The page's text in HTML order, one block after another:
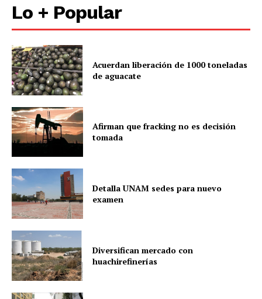
Lo + Popular
Acuerdan liberación de 1000 toneladas
de aguacate
Afirman que fracking no es decisión
tomada
Detalla UNAM sedes para nuevo
examen
Diversifican mercado con
huachirefinerías